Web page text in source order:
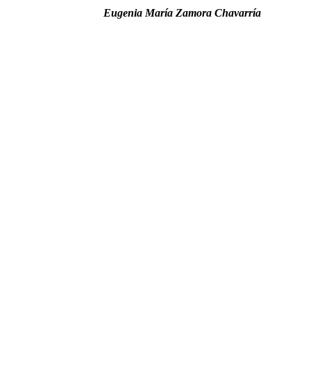
Eugenia María Zamora Chavarría